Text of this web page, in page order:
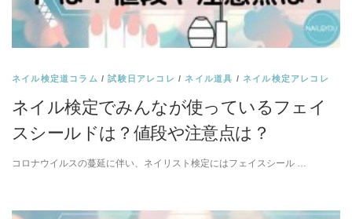
ネイル検定道コラム /試験日アレコレ /ネイル道具 /ネイル検定アレコレ
ネイル検定でみんなが使っているフェイ
スシールドは？値段や注意点は？
コロナウイルスの蔓延に伴い、ネイリスト検定にはフェイスシール …